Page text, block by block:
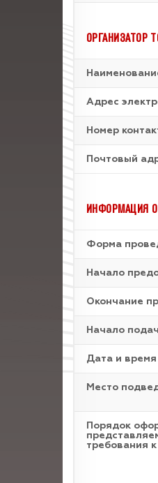
ОРГАНИЗАТОР
Адрес
Номер
Почтовый
ИНФОРМАЦИЯ
Форма
Начало
Окончание
Начало
Дата и время
Место
Порядок
требования